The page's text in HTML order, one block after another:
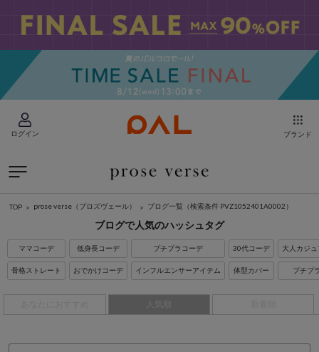
ログイン ブランド
TOP prose verse（プロズヴェール） ブログ一覧 （検索条件 PVZ1052401A0002）
ブログで人気のハッシュタグ
ママコーデ
骨格ストレート
低身長コーデ
おでかけコーデ
プチプラコーデ
インフルエンサーアイテム
30代コーデ
体型カバー
大人カジ
プチプ
人気順